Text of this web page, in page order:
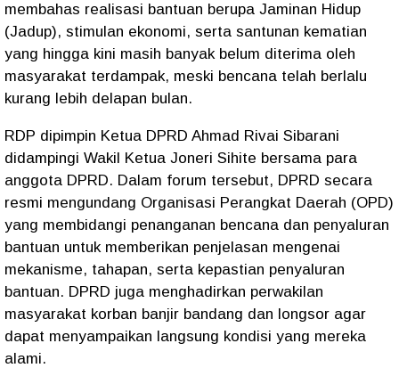
membahas realisasi bantuan berupa Jaminan Hidup
(Jadup), stimulan ekonomi, serta santunan kematian
yang hingga kini masih banyak belum diterima oleh
masyarakat terdampak, meski bencana telah berlalu
kurang lebih delapan bulan.
RDP dipimpin Ketua DPRD Ahmad Rivai Sibarani
didampingi Wakil Ketua Joneri Sihite bersama para
anggota DPRD. Dalam forum tersebut, DPRD secara
resmi mengundang Organisasi Perangkat Daerah (OPD)
yang membidangi penanganan bencana dan penyaluran
bantuan untuk memberikan penjelasan mengenai
mekanisme, tahapan, serta kepastian penyaluran
bantuan. DPRD juga menghadirkan perwakilan
masyarakat korban banjir bandang dan longsor agar
dapat menyampaikan langsung kondisi yang mereka
alami.